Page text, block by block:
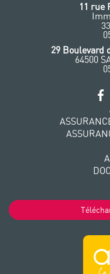
11 rue
‭29 Boulevard
64500